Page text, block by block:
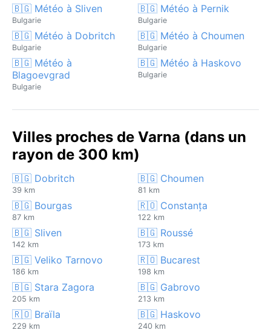
🇧🇬 Météo à Sliven
Bulgarie
🇧🇬 Météo à Pernik
Bulgarie
🇧🇬 Météo à Dobritch
Bulgarie
🇧🇬 Météo à Choumen
Bulgarie
🇧🇬 Météo à
Blagoevgrad
Bulgarie
🇧🇬 Météo à Haskovo
Bulgarie
Villes proches de Varna (dans un
rayon de 300 km)
🇧🇬 Dobritch
39 km
🇧🇬 Choumen
81 km
🇧🇬 Bourgas
87 km
🇷🇴 Constanța
122 km
🇧🇬 Sliven
142 km
🇧🇬 Roussé
173 km
🇧🇬 Veliko Tarnovo
186 km
🇷🇴 Bucarest
198 km
🇧🇬 Stara Zagora
205 km
🇧🇬 Gabrovo
213 km
🇷🇴 Braïla
229 km
🇧🇬 Haskovo
240 km